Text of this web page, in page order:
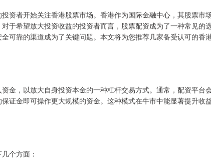
资者开始关注香港股票市场。香港作为国际金融中心，其股票市
于希望放大投资收益的投资者而言，股票配资成为了一种常见的
可靠的渠道成为了关键问题。本文将为您推荐几家备受认可的香
金，以放大自身投资本金的一种杠杆交易方式。通常，配资平台
证金即可操作更大规模的资金。这种模式在牛市中能显著提升收
个方面：